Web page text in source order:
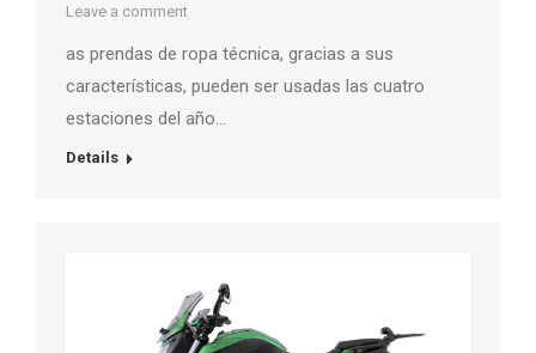
Leave a comment
as prendas de ropa técnica, gracias a sus
características, pueden ser usadas las cuatro
estaciones del año…
Details